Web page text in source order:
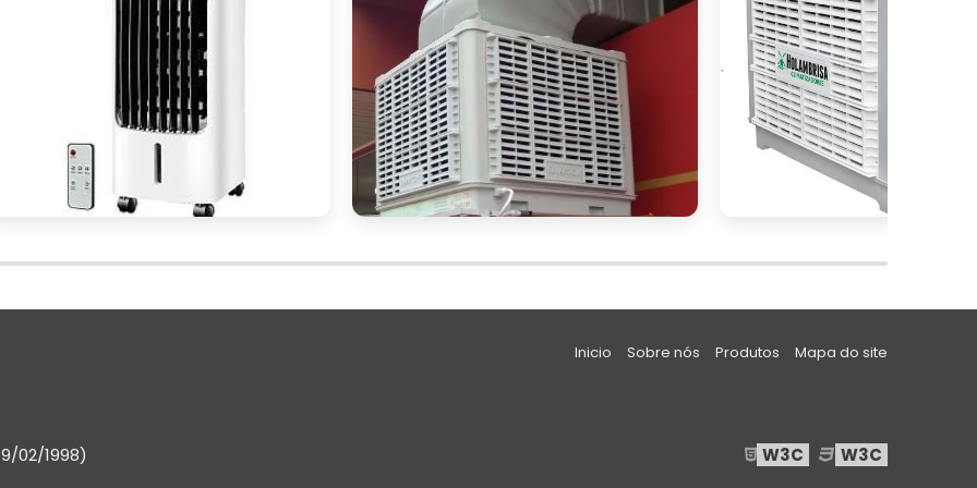
um ambiente confortável e produtivo
comerciais é uma decisão estratégica que pode
Com a capacidade de resfriar, umidificar e
não apenas proporcionam conforto aos
consideração otamanho do ambiente, onúmero
específicas
agradável e produtivo, refletindo diretamente na
fornecedores
Inicio Sobre nós Produtos Mapa do site
02/1998) W3C W3C